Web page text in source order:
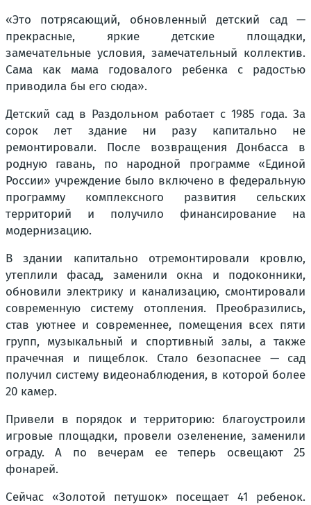
«Это потрясающий, обновленный детский сад —
прекрасные, яркие детские площадки,
замечательные условия, замечательный коллектив.
Сама как мама годовалого ребенка с радостью
приводила бы его сюда».
Детский сад в Раздольном работает с 1985 года. За
сорок лет здание ни разу капитально не
ремонтировали. После возвращения Донбасса в
родную гавань, по народной программе «Единой
России» учреждение было включено в федеральную
программу комплексного развития сельских
территорий и получило финансирование на
модернизацию.
В здании капитально отремонтировали кровлю,
утеплили фасад, заменили окна и подоконники,
обновили электрику и канализацию, смонтировали
современную систему отопления. Преобразились,
став уютнее и современнее, помещения всех пяти
групп, музыкальный и спортивный залы, а также
прачечная и пищеблок. Стало безопаснее — сад
получил систему видеонаблюдения, в которой более
20 камер.
Привели в порядок и территорию: благоустроили
игровые площадки, провели озеленение, заменили
ограду. А по вечерам ее теперь освещают 25
фонарей.
Сейчас «Золотой петушок» посещает 41 ребенок.